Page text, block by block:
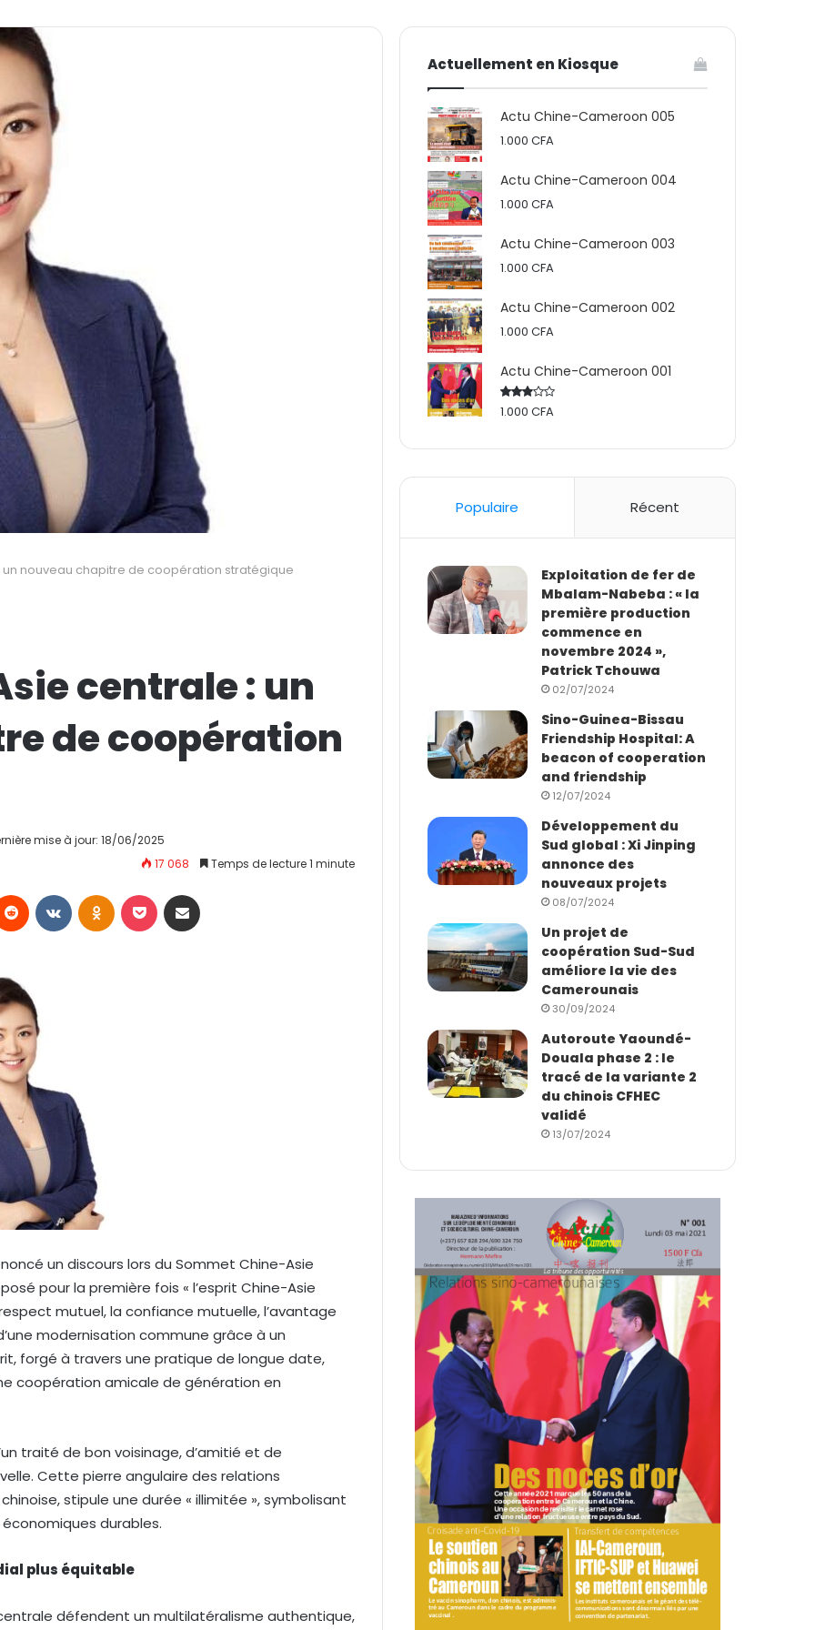
skin
votre
un nouveau chapitre de coopération stratégique
centrale : un
de coopération
mise à jour: 18/06/2025
17 068
Temps de lecture 1 minute
un discours lors du Sommet Chine-Asie
pour la première fois « l’esprit Chine-Asie
mutuel, la confiance mutuelle, l’avantage
modernisation commune grâce à un
forgé à travers une pratique de longue date,
coopération amicale de génération en
traité de bon voisinage, d’amitié et de
Cette pierre angulaire des relations
stipule une durée « illimitée », symbolisant
durables.
plus équitable
centrale défendent un multilatéralisme authentique,
Actuellement en Kiosque
Actu Chine-Cameroon 005
1.000CFA
Actu Chine-Cameroon 004
1.000CFA
Actu Chine-Cameroon 003
1.000CFA
Actu Chine-Cameroon 002
1.000CFA
Actu Chine-Cameroon 001
Rated
1.000CFA
Populaire Récent
Exploitation de fer de
Mbalam-Nabeba : « la
première production
commence en
novembre 2024 »,
Patrick Tchouwa
02/07/2024
Sino-Guinea-Bissau
Friendship Hospital: A
beacon of cooperation
and friendship
12/07/2024
Développement du
Sud global : Xi Jinping
annonce des
nouveaux projets
08/07/2024
Un projet de
coopération Sud-Sud
améliore la vie des
Camerounais
30/09/2024
Autoroute Yaoundé-
Douala phase 2 : le
tracé de la variante 2
du chinois CFHEC
validé
13/07/2024